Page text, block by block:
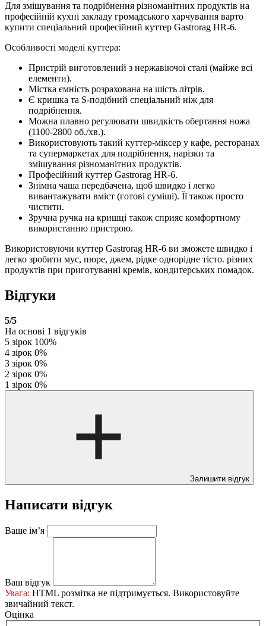
Для змішування та подрібнення різноманітних продуктів на
професійній кухні закладу громадського харчування варто
купити спеціальний професійний куттер Gastrorag HR-6.
Особливості моделі куттера:
Пристрій виготовлений з нержавіючої сталі (майже всі
елементи).
Містка ємність розрахована на шість літрів.
Є кришка та S-подібний спеціальний ніж для
подрібнення.
Можна плавно регулювати швидкість обертання ножа
(1100-2800 об./хв.).
Використовують такий куттер-міксер у кафе, ресторанах
та супермаркетах для подрібнення, нарізки та
змішування різноманітних продуктів.
Професійний куттер Gastrorag HR-6.
Знімна чаша передбачена, щоб швидко і легко
вивантажувати вміст (готові суміші). Її також просто
чистити.
Зручна ручка на кришці також сприяє комфортному
використанню пристрою.
Використовуючи куттер Gastrorag HR-6 ви зможете швидко і
легко зробити мус, пюре, джем, рідке однорідне тісто. різних
продуктів при приготуванні кремів, кондитерських помадок.
Відгуки
5/5
На основі 1 відгуків
5 зірок 100%
4 зірок 0%
3 зірок 0%
2 зірок 0%
1 зірок 0%
Залишити відгук
Написати відгук
Ваше ім’я
Ваш відгук
Увага: HTML розмітка не підтримується. Використовуйте
звичайний текст.
Оцінка